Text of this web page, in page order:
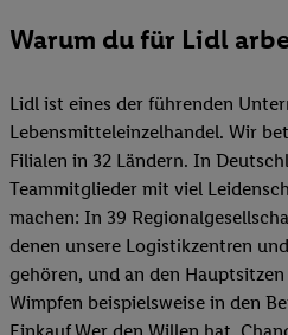
Warum du für Lidl
Lidl ist eines der führenden
Lebensmitteleinzelhandel. Wir
Filialen in 32 Ländern. In
Teammitglieder mit viel
machen: In 39
denen unsere Logistikzentren
gehören, und an den
Wimpfen beispielsweise in den